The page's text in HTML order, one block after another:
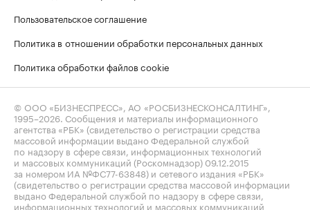
Пользовательское соглашение
Политика в отношении обработки персональных данных
Политика обработки файлов cookie
© ООО «БИЗНЕСПРЕСС», АО «РОСБИЗНЕСКОНСАЛТИНГ»,
1995–2026 . Сообщения и материалы информационного
агентства «РБК» (свидетельство о регистрации средства
массовой информации выдано Федеральной службой
по надзору в сфере связи, информационных технологий
и массовых коммуникаций (Роскомнадзор) 09.12.2015
за номером ИА №ФС77-63848) и сетевого издания «РБК»
(свидетельство о регистрации средства массовой информации
выдано Федеральной службой по надзору в сфере связи,
информационных технологий и массовых коммуникаций